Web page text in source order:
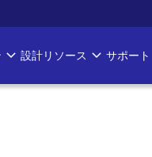
設計リソース サポート